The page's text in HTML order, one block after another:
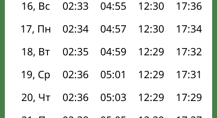
16, Вс
02:33 04:55 12:30 17:36
17, Пн
02:34 04:57 12:30 17:34
18, Вт
02:35 04:59 12:29 17:32
19, Ср
02:36 05:01 12:29 17:31
20, Чт
02:36 05:03 12:29 17:29